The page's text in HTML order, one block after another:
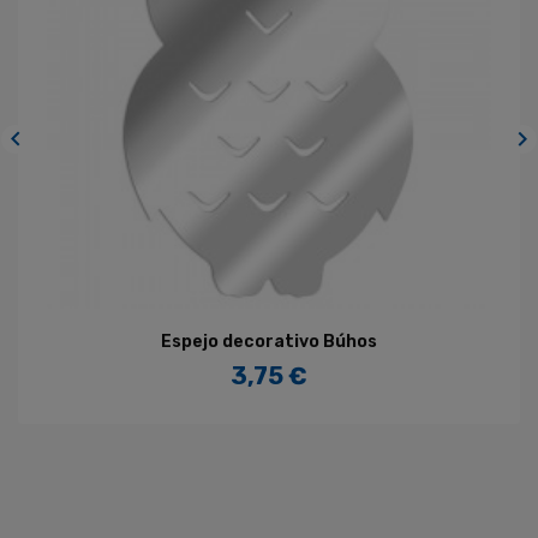

Espejo decorativo Búhos
Precio
3,75 €
